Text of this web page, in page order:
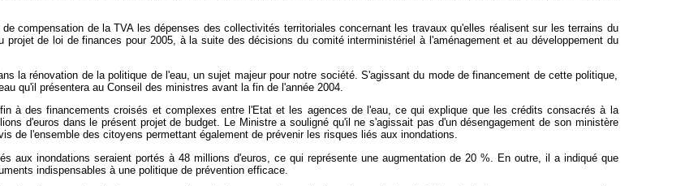
compensation de la TVA les dépenses des collectivités territoriales concernant les travaux qu'elles réalisent sur les terrains du
projet de loi de finances pour 2005, à la suite des décisions du comité interministériel à l'aménagement et au développement du
la rénovation de la politique de l'eau, un sujet majeur pour notre société. S'agissant du mode de financement de cette politique,
qu'il présentera au Conseil des ministres avant la fin de l'année 2004.
à des financements croisés et complexes entre l'Etat et les agences de l'eau, ce qui explique que les crédits consacrés à la
d'euros dans le présent projet de budget. Le Ministre a souligné qu'il ne s'agissait pas d'un désengagement de son ministère
de l'ensemble des citoyens permettant également de prévenir les risques liés aux inondations.
aux inondations seraient portés à 48 millions d'euros, ce qui représente une augmentation de 20 %. En outre, il a indiqué que
indispensables à une politique de prévention efficace.